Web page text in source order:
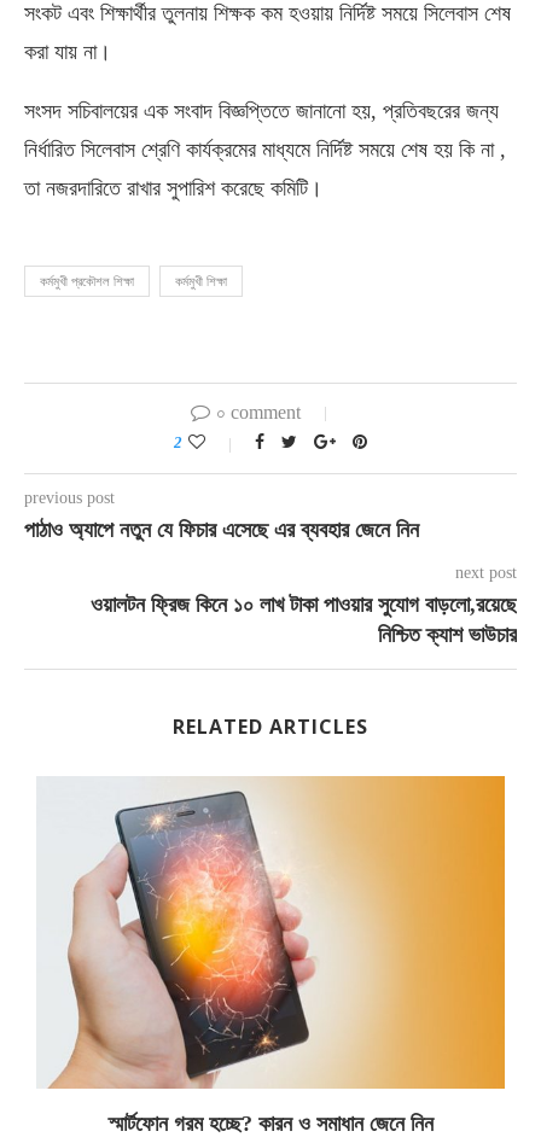
সংকট এবং শিক্ষার্থীর তুলনায় শিক্ষক কম হওয়ায় নির্দিষ্ট সময়ে সিলেবাস শেষ
করা যায় না।
সংসদ সচিবালয়ের এক সংবাদ বিজ্ঞপ্তিতে জানানো হয়, প্রতিবছরের জন্য
নির্ধারিত সিলেবাস শ্রেণি কার্যক্রমের মাধ্যমে নির্দিষ্ট সময়ে শেষ হয় কি না ,
তা নজরদারিতে রাখার সুপারিশ করেছে কমিটি।
কর্মমুখী প্রকৌশল শিক্ষা কর্মমুখী শিক্ষা
০ comment
2
previous post
পাঠাও অ্যাপে নতুন যে ফিচার এসেছে এর ব্যবহার জেনে নিন
next post
ওয়ালটন ফ্রিজ কিনে ১০ লাখ টাকা পাওয়ার সুযোগ বাড়লো,রয়েছে
নিশ্চিত ক্যাশ ভাউচার
RELATED ARTICLES
স্মার্টফোন গরম হচ্ছে? কারন ও সমাধান জেনে নিন